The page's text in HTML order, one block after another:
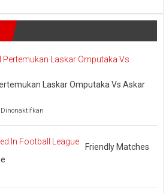
Sempena
Ke-
Kabupaten
di
Pj
Laskar Omputaka Vs Askar
Omputaka
Cup
VI
Friendly Matches